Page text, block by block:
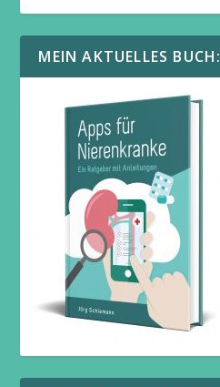
MEIN AKTUELLES BUCH: